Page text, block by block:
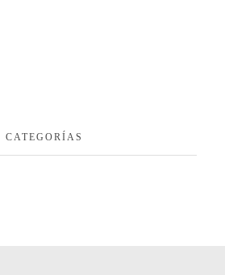
CATEGORÍAS